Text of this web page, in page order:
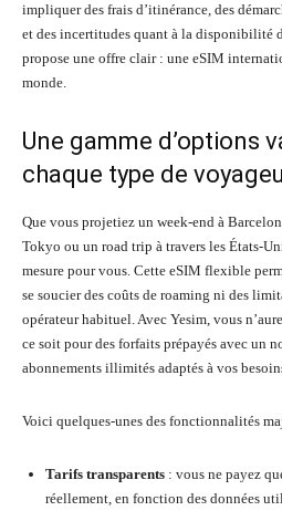
impliquer des frais d’itinérance, des
et des incertitudes quant à la disponibilité
propose une offre clair : une eSIM
monde.
Une gamme d’options
chaque type de
Que vous projetiez un week-end à
Tokyo ou un road trip à travers les États-
mesure pour vous. Cette eSIM flexible
se soucier des coûts de roaming ni des
opérateur habituel. Avec Yesim, vous
ce soit pour des forfaits prépayés avec un
abonnements illimités adaptés à vos
Voici quelques-unes des fonctionnalités
Tarifs transparents : vous ne payez
réellement, en fonction des données